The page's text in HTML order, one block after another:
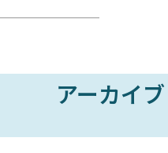
アーカイブ